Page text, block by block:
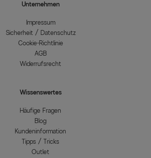
Unternehmen
Impressum
Sicherheit / Datenschutz
Cookie-Richtlinie
AGB
Widerrufsrecht
Wissenswertes
Häufige Fragen
Blog
Kundeninformation
Tipps / Tricks
Outlet